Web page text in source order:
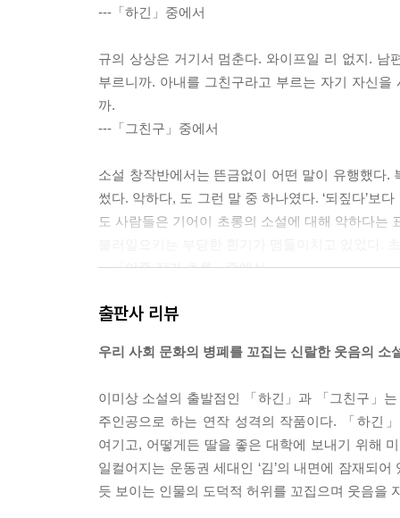
---「하긴」중에서
규의 상상은 거기서 멈춘다. 와이프일 리 없지. 남
부르니까. 아내를 그친구라고 부르는 자기 자신
까.
---「그친구」중에서
소설 창작반에서는 뜬금없이 어떤 말이 유행했다
썼다. 악하다, 도 그런 말 중 하나였다. ‘되짚다’보다
도 사람들은 기어이 초롱의 소설에 대해 악하다는
---「이중 작가 초롱」중에서
마음 깊은 곳에서부터 흔들렸다. 글만으로는 내
---「이중 작가 초롱」중에서
수진은 매일 얼굴에 세로선을 긋는다. 정수리에서
상투적인 정적이다. 어차피 곧 난리가 날 거면서.
---「여자가 지하철 할 때」중에서
“살았다!”
출판사 리뷰
우리 사회 문화의 병폐를 꼬집는 신랄한 웃음의 소
이미상 소설의 출발점인 「하긴」과 「그친구」는
주인공으로 하는 연작 성격의 작품이다. 「하긴
여기고, 어떻게든 딸을 좋은 대학에 보내기 위해
일컬어지는 운동권 세대인 ‘김’의 내면에 잠재되
듯 보이는 인물의 도덕적 허위를 꼬집으며 웃음을